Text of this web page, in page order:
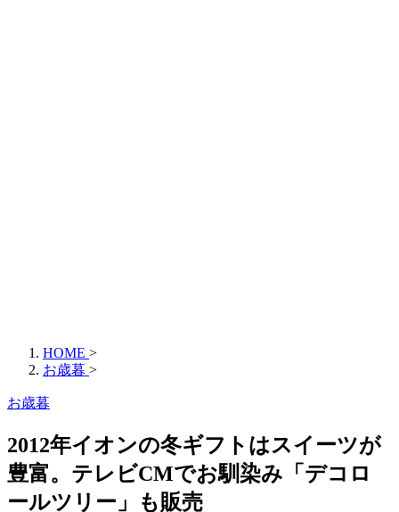
HOME >
お歳暮 >
お歳暮
2012年イオンの冬ギフトはスイーツが
豊富。テレビCMでお馴染み「デコロ
ールツリー」も販売